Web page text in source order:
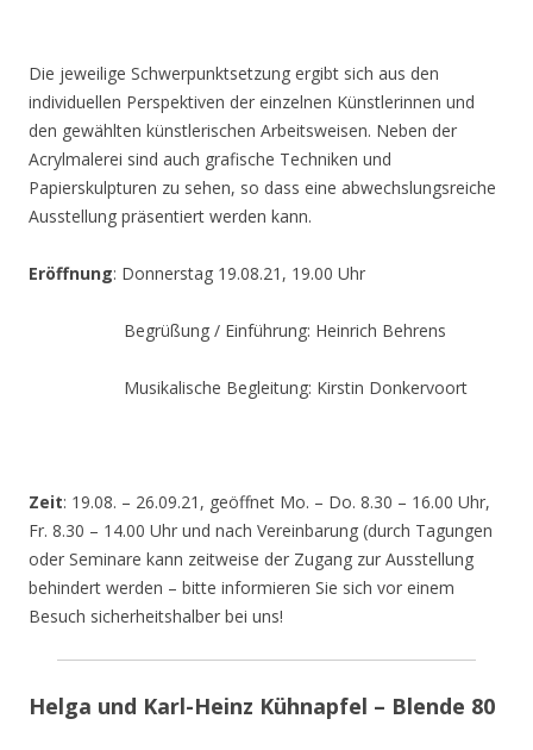
Die jeweilige Schwerpunktsetzung ergibt sich aus den
individuellen Perspektiven der einzelnen Künstlerinnen und
den gewählten künstlerischen Arbeitsweisen. Neben der
Acrylmalerei sind auch grafische Techniken und
Papierskulpturen zu sehen, so dass eine abwechslungsreiche
Ausstellung präsentiert werden kann.
Eröffnung: Donnerstag 19.08.21, 19.00 Uhr
Begrüßung / Einführung: Heinrich Behrens
Musikalische Begleitung: Kirstin Donkervoort
Zeit: 19.08. – 26.09.21, geöffnet Mo. – Do. 8.30 – 16.00 Uhr,
Fr. 8.30 – 14.00 Uhr und nach Vereinbarung (durch Tagungen
oder Seminare kann zeitweise der Zugang zur Ausstellung
behindert werden – bitte informieren Sie sich vor einem
Besuch sicherheitshalber bei uns!
Helga und Karl-Heinz Kühnapfel – Blende 80